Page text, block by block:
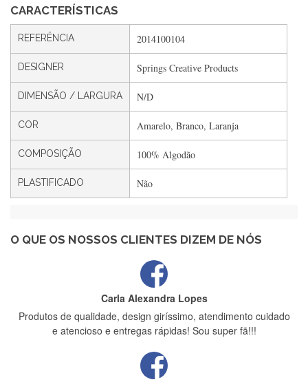
CARACTERÍSTICAS
REFERÊNCIA 2014100104
DESIGNER Springs Creative Products
DIMENSÃO / LARGURA N/D
COR Amarelo, Branco, Laranja
COMPOSIÇÃO 100% Algodão
PLASTIFICADO Não
O QUE OS NOSSOS CLIENTES DIZEM DE NÓS
Silvia André
Gostei ,Serviço bastante rápido. recomendo
Filipa Freire
Rápido, atendimento 5*. Hoje chegará a segunda encomenda
feita de muitas certamente❤️
estrelas
Carla Alexandra Lopes
Produtos de qualidade, design giríssimo, atendimento cuidado
e atencioso e entregas rápidas! Sou super fã!!!